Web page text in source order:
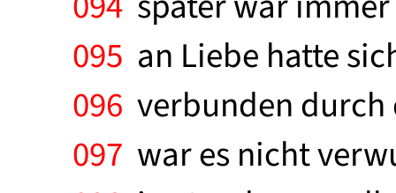
095 an Liebe hatte
096 verbunden durch
097 war es nicht